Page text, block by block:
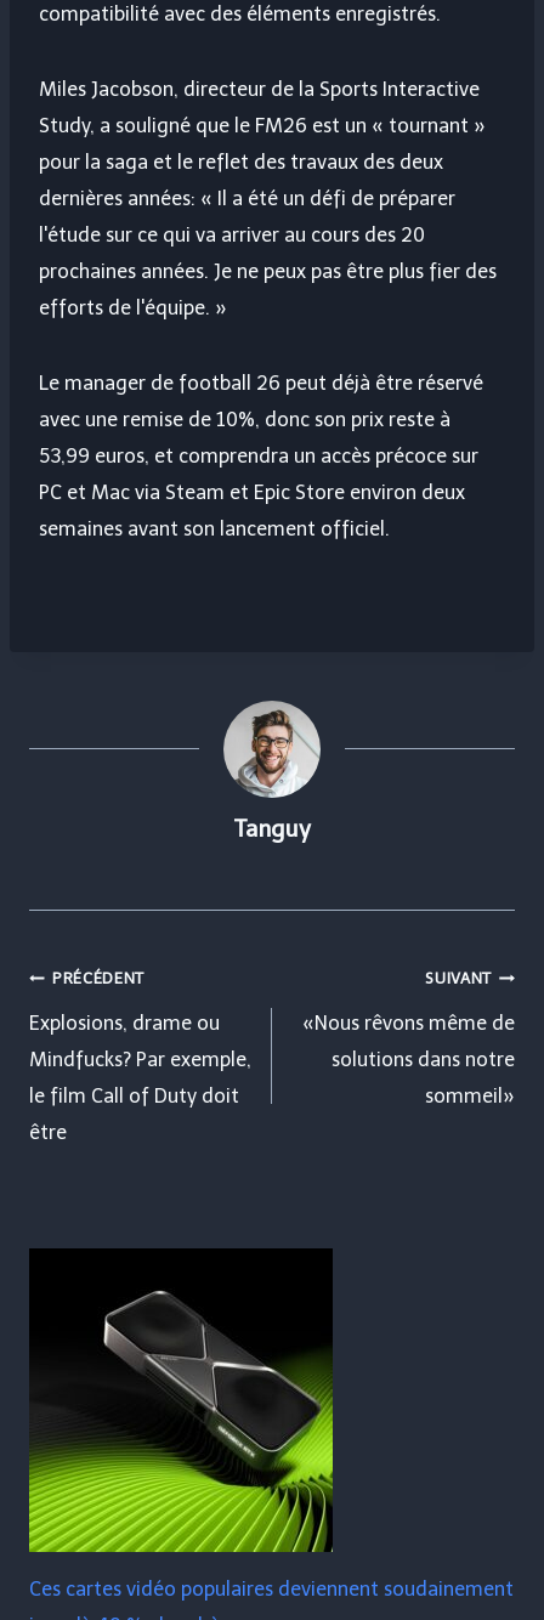
compatibilité avec des éléments enregistrés.
Miles Jacobson, directeur de la Sports Interactive
Study, a souligné que le FM26 est un « tournant »
pour la saga et le reflet des travaux des deux
dernières années: « Il a été un défi de préparer
l'étude sur ce qui va arriver au cours des 20
prochaines années. Je ne peux pas être plus fier des
efforts de l'équipe. »
Le manager de football 26 peut déjà être réservé
avec une remise de 10%, donc son prix reste à
53,99 euros, et comprendra un accès précoce sur
PC et Mac via Steam et Epic Store environ deux
semaines avant son lancement officiel.
Tanguy
Navigation
de
l’article
PRÉCÉDENT
Explosions, drame ou
Mindfucks? Par exemple,
le film Call of Duty doit
être
SUIVANT
«Nous rêvons même de
solutions dans notre
sommeil»
Ces cartes vidéo populaires deviennent soudainement